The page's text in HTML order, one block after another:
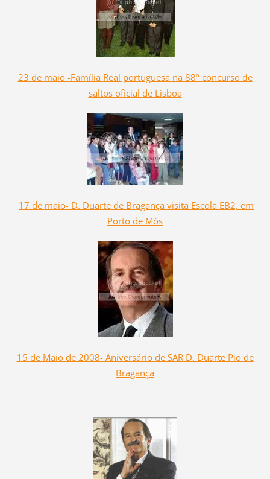
23 de maio -Família Real portuguesa na 88º concurso de
saltos oficial de Lisboa
17 de maio- D. Duarte de Bragança visita Escola EB2, em
Porto de Mós
15 de Maio de 2008- Aniversário de SAR D. Duarte Pio de
Bragança